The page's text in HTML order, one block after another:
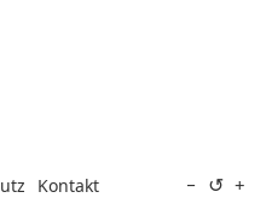
Kontakt − ↺ +